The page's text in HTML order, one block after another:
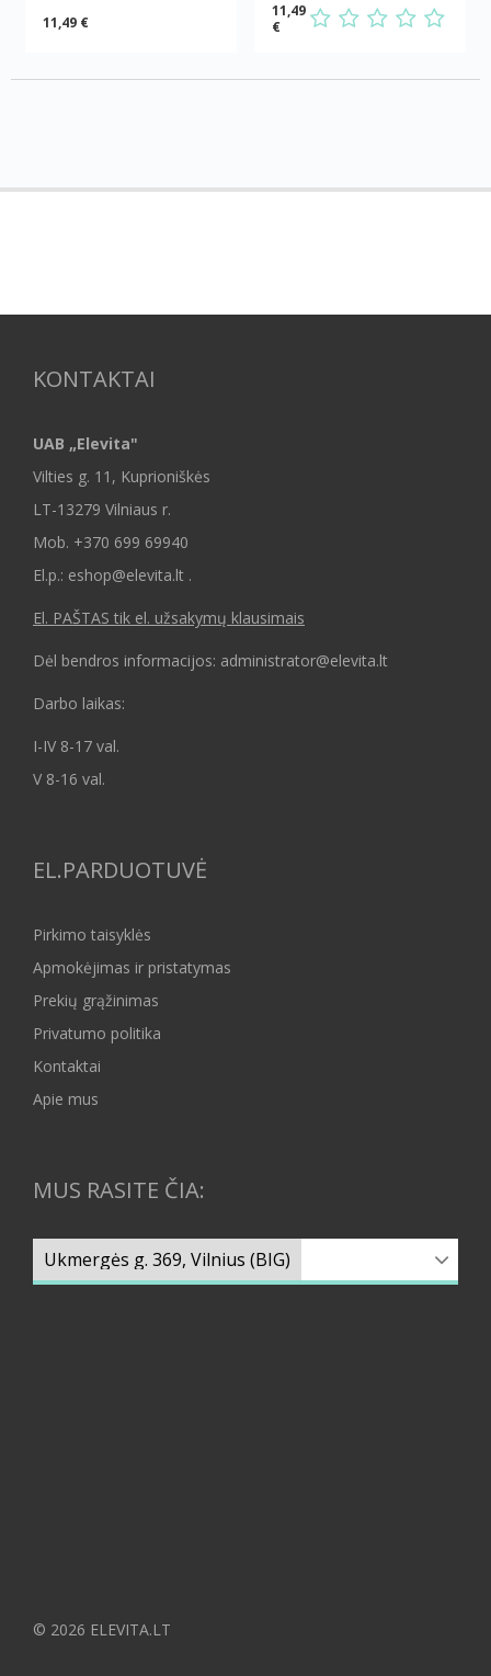
11,49 €
11,49
€
KONTAKTAI
UAB „Elevita"
Vilties g. 11, Kuprioniškės
LT-13279 Vilniaus r.
Mob. +370 699 69940
El.p.: eshop@elevita.lt .
El. PAŠTAS tik el. užsakymų klausimais
Dėl bendros informacijos: administrator@elevita.lt
Darbo laikas:
I-IV 8-17 val.
V 8-16 val.
EL.PARDUOTUVĖ
Pirkimo taisyklės
Apmokėjimas ir pristatymas
Prekių grąžinimas
Privatumo politika
Kontaktai
Apie mus
MUS RASITE ČIA:
© 2026 ELEVITA.LT